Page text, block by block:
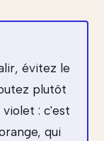
évitez le
plutôt
violet : c'est
qui